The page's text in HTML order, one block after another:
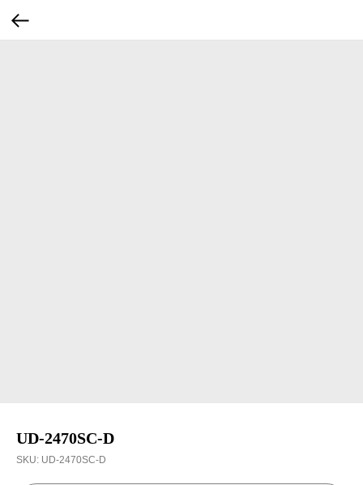
UD-2470SC-D
SKU: UD-2470SC-D